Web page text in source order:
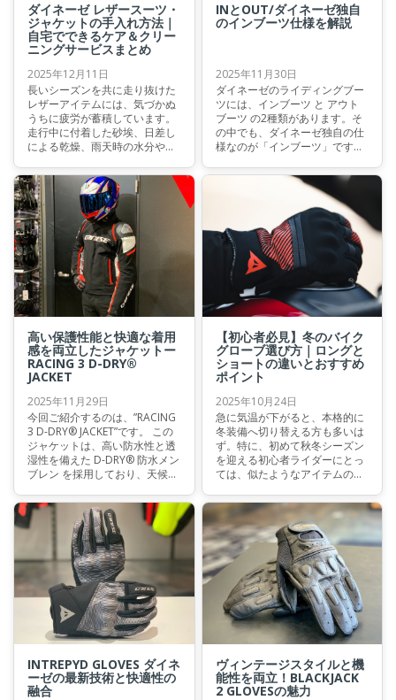
ダイネーゼ レザースーツ・
ジャケットの手入れ方法｜
自宅でできるケア＆クリー
ニングサービスまとめ
2025年12月11日
長いシーズンを共に走り抜けた
レザーアイテムには、気づかぬ
うちに疲労が蓄積しています。
走行中に付着した砂埃、日差し
による乾燥、雨天時の水分や汗
に晒されており、その“ダメー
ジ”はシーズンが終わる頃に最も
大きくなります。 ダイネーゼ
は、レザーギアを単なる装備で
はなく「ライダーの経験と歴史
を支えるパートナー」と考えて
います。 だからこそ、シーズン
終わりの丁寧なメンテナンスは
欠かせません。今回は、自宅で
行えるケアと、ダイネーゼが提
供する純正クリーニングキッ
ト、そしてプロフェッショナル
によるクリーニングサービスに
ついてご紹介します。
INとOUT/ダイネーゼ独自
のインブーツ仕様を解説
2025年11月30日
ダイネーゼのライディングブー
ツには、インブーツ と アウト
ブーツ の2種類があります。そ
の中でも、ダイネーゼ独自の仕
様なのが「インブーツ」です。
べる装備ですので、ツーリング
派の方もサーキット走行を楽し
む方も、ぜひ違いをチェックし
てみてください。
高い保護性能と快適な着用
感を両立したジャケットー
RACING 3 D-DRY®
JACKET
2025年11月29日
今回ご紹介するのは、”RACING
3 D-DRY® JACKET”です。 この
ジャケットは、高い防水性と透
湿性を備えた D-DRY® 防水メン
ブレン を採用しており、天候の
能性とスポーティなデザインを
高次元で兼ね備えた一着です。
【初心者必見】冬のバイク
グローブ選び方｜ロングと
ショートの違いとおすすめ
ポイント
2025年10月24日
急に気温が下がると、本格的に
冬装備へ切り替える方も多いは
ず。特に、初めて秋冬シーズン
を迎える初心者ライダーにとっ
ては、似たようなアイテムの中
少なくありません。 今回の記事
では、老舗バイク用品メーカ
ー・ダイネーゼの視点から、冬
用グローブの「ロングタイプ」
と「ショートタイプ」それぞれ
の違いや、メリット・デメリッ
トに焦点を当ててご紹介しま
す。 これから冬のツーリングを
本格的に楽しみたい初心者ライ
ダーはもちろん、すでに装備を
お持ちのベテランライダーの方
も、ぜひ見直しの参考にしてみ
てください。
INTREPYD GLOVES ダイネ
ーゼの最新技術と快適性の
融合
ヴィンテージスタイルと機
能性を両立！BLACKJACK
2 GLOVESの魅力